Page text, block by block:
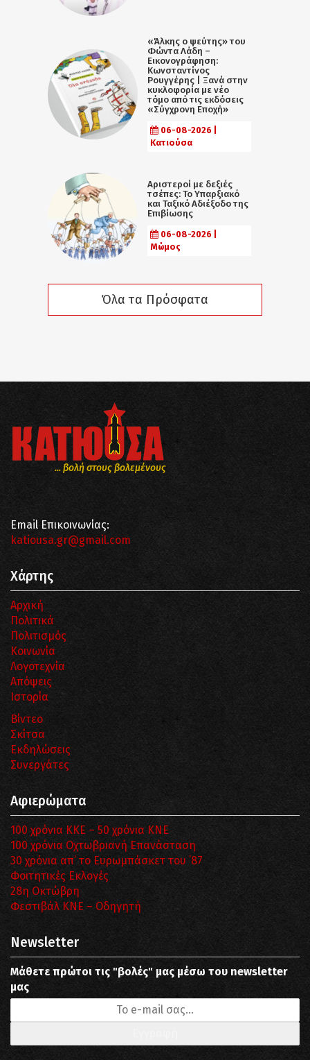
«Άλκης ο ψεύτης» του
Φώντα Λάδη –
Εικονογράφηση:
Κωνσταντίνος
Ρουγγέρης | Ξανά στην
κυκλοφορία με νέο
τόμο από τις εκδόσεις
«Σύγχρονη Εποχή»
06-08-2026 |
Κατιούσα
Αριστεροί με δεξιές
τσέπες: Το Υπαρξιακό
και Ταξικό Αδιέξοδο της
Επιβίωσης
06-08-2026 |
Μώμος
Όλα τα Πρόσφατα
... βολή στους βολεμένους
Email Επικοινωνίας:
katiousa.gr@gmail.com
Χάρτης
Αρχική
Πολιτικά
Πολιτισμός
Κοινωνία
Λογοτεχνία
Απόψεις
Ιστορία
Βίντεο
Σκίτσα
Εκδηλώσεις
Συνεργάτες
Αφιερώματα
100 χρόνια ΚΚΕ – 50 χρόνια ΚΝΕ
100 χρόνια Οχτωβριανή Επανάσταση
30 χρόνια απ’ το Ευρωμπάσκετ του ΄87
Φοιτητικές Εκλογές
28η Οκτώβρη
Φεστιβάλ ΚΝΕ – Οδηγητή
Newsletter
Μάθετε πρώτοι τις "βολές" μας μέσω του newsletter
μας